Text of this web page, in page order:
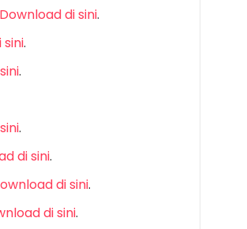
Download di sini.
sini.
.
.
di sini.
di sini.
di sini.